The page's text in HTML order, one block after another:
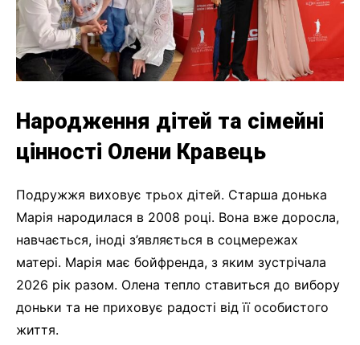
Народження дітей та сімейні
цінності Олени Кравець
Подружжя виховує трьох дітей. Старша донька
Марія народилася в 2008 році. Вона вже доросла,
навчається, іноді з’являється в соцмережах
матері. Марія має бойфренда, з яким зустрічала
2026 рік разом. Олена тепло ставиться до вибору
доньки та не приховує радості від її особистого
життя.